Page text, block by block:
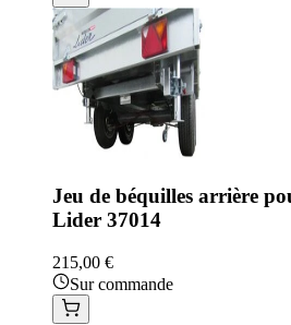
Jeu de béquilles arrière
Lider 37014
215,00 €
Sur commande